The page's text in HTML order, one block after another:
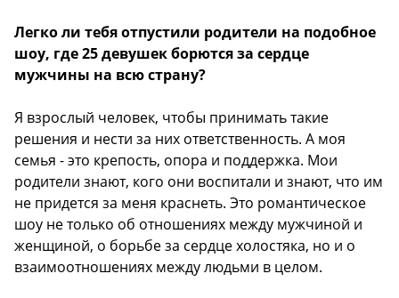
Легко ли тебя отпустили родители на подобное
шоу, где 25 девушек борются за сердце
мужчины на всю страну?
Я взрослый человек, чтобы принимать такие
решения и нести за них ответственность. А моя
семья - это крепость, опора и поддержка. Мои
родители знают, кого они воспитали и знают, что им
не придется за меня краснеть. Это романтическое
шоу не только об отношениях между мужчиной и
женщиной, о борьбе за сердце холостяка, но и о
взаимоотношениях между людьми в целом.